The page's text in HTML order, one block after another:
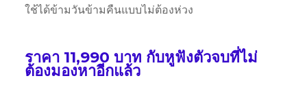
ใช้ได้ข้ามวันข้ามคืนแบบไม่ต้องห่วง
ราคา 11,990 บาท กับหูฟังตัวจบที่ไม่
ต้องมองหาอีกแล้ว